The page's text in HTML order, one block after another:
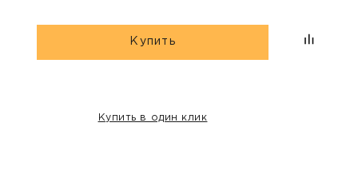
Купить
Купить в один клик